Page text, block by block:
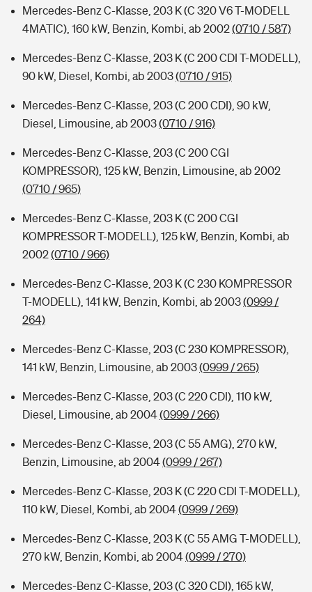
Mercedes-Benz C-Klasse, 203 K (C 320 V6 T-MODELL
4MATIC), 160 kW, Benzin, Kombi, ab 2002(0710 / 587)
Mercedes-Benz C-Klasse, 203 K (C 200 CDI T-MODELL),
90 kW, Diesel, Kombi, ab 2003(0710 / 915)
Mercedes-Benz C-Klasse, 203 (C 200 CDI), 90 kW,
Diesel, Limousine, ab 2003(0710 / 916)
Mercedes-Benz C-Klasse, 203 (C 200 CGI
KOMPRESSOR), 125 kW, Benzin, Limousine, ab 2002
(0710 / 965)
Mercedes-Benz C-Klasse, 203 K (C 200 CGI
KOMPRESSOR T-MODELL), 125 kW, Benzin, Kombi, ab
2002(0710 / 966)
Mercedes-Benz C-Klasse, 203 K (C 230 KOMPRESSOR
T-MODELL), 141 kW, Benzin, Kombi, ab 2003(0999 /
264)
Mercedes-Benz C-Klasse, 203 (C 230 KOMPRESSOR),
141 kW, Benzin, Limousine, ab 2003(0999 / 265)
Mercedes-Benz C-Klasse, 203 (C 220 CDI), 110 kW,
Diesel, Limousine, ab 2004(0999 / 266)
Mercedes-Benz C-Klasse, 203 (C 55 AMG), 270 kW,
Benzin, Limousine, ab 2004(0999 / 267)
Mercedes-Benz C-Klasse, 203 K (C 220 CDI T-MODELL),
110 kW, Diesel, Kombi, ab 2004(0999 / 269)
Mercedes-Benz C-Klasse, 203 K (C 55 AMG T-MODELL),
270 kW, Benzin, Kombi, ab 2004(0999 / 270)
Mercedes-Benz C-Klasse, 203 (C 320 CDI), 165 kW,